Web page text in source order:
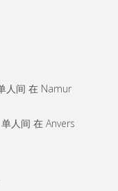
人间 在 Namur
单人间 在 Anvers